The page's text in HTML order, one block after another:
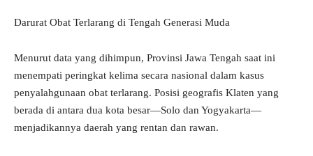
Darurat Obat Terlarang di Tengah Generasi Muda
Menurut data yang dihimpun, Provinsi Jawa Tengah saat ini
menempati peringkat kelima secara nasional dalam kasus
penyalahgunaan obat terlarang. Posisi geografis Klaten yang
berada di antara dua kota besar—Solo dan Yogyakarta—
menjadikannya daerah yang rentan dan rawan.